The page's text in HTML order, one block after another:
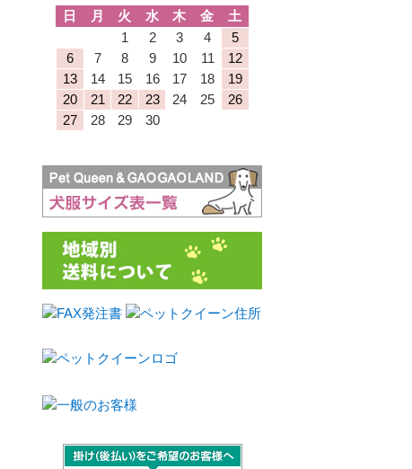
日
月 火 水 木 金
土
1
2 3 4
5
6
7 8 9 10 11
12
13
14 15 16 17 18
19
20
21 22 23 24 25
26
27
28 29 30